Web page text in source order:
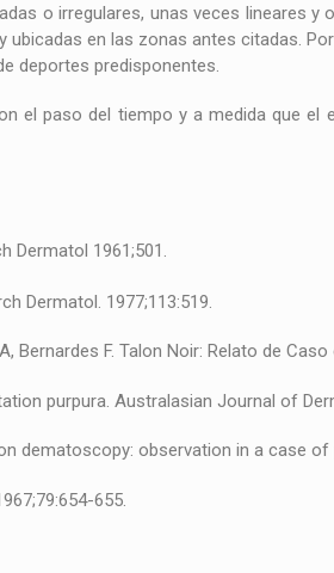
o irregulares, unas veces lineares
en las zonas antes citadas.
deportes predisponentes.
el paso del tiempo y a medida que
Dermatol 1961;501.
Dermatol. 1977;113:519.
Bernardes F. Talon Noir: Relato de
purpura. Australasian Journal of
dematoscopy: observation in a case
655.